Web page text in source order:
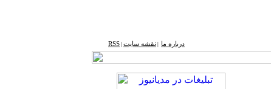
درباره ما نقشه ‌سایت RSS